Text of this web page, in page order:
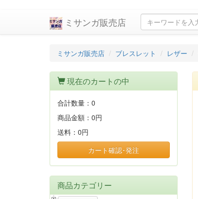
ミサンガ販売店
ミサンガ販売店 ブレスレット レザー
現在のカートの中
合計数量： 0
商品金額： 0円
送料： 0円
カート確認･発注
商品カテゴリー